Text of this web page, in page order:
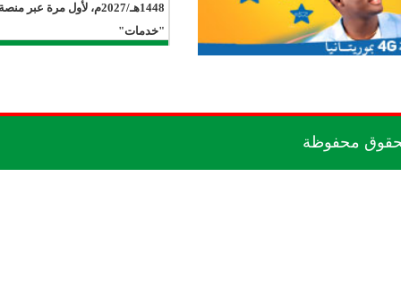
1448هـ/2027م، لأول مرة عبر منصة
"خدمات"